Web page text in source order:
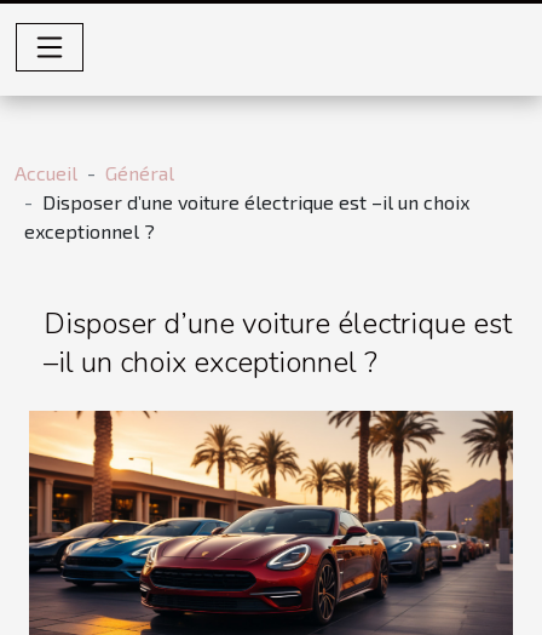
Accueil
Général
Disposer d’une voiture électrique est –il un choix
exceptionnel ?
Disposer d’une voiture électrique est
–il un choix exceptionnel ?